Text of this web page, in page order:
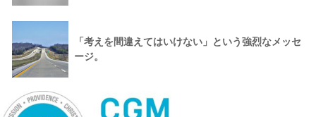
「考えを間違えてはいけない」という強烈なメッセ
ージ。